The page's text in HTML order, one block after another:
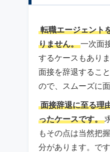
転職エージェント
りません。 一次面
するケースもあり
面接を辞退するこ
ので、スムーズに
面接辞退に至る理
ったケースです。
もその点は当然把
分があります。で